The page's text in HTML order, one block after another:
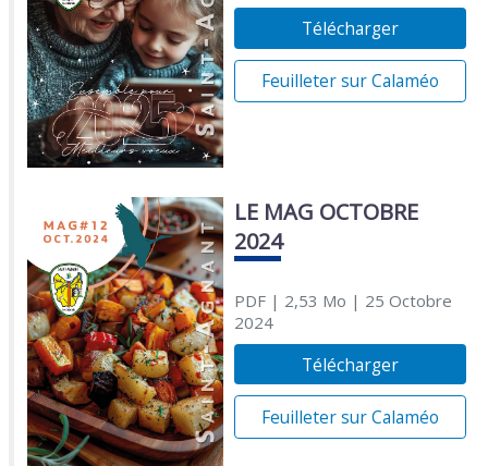
Télécharger
Feuilleter sur Calaméo
LE MAG OCTOBRE
2024
PDF| 2,53 Mo | 25 Octobre
2024
Télécharger
Feuilleter sur Calaméo